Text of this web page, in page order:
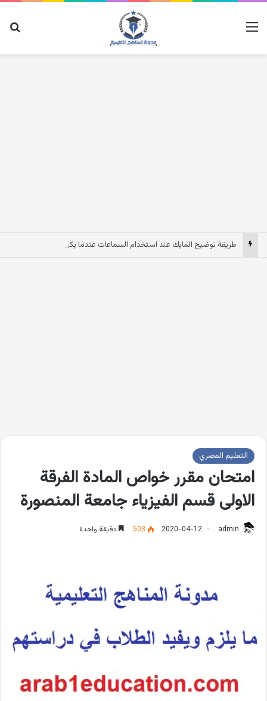
القائمة
التعليم المصري
امتحان مقرر خواص المادة الفرقة
الاولى قسم الفيزياء جامعة المنصورة
admin
2020-04-12
503 دقيقة واحدة